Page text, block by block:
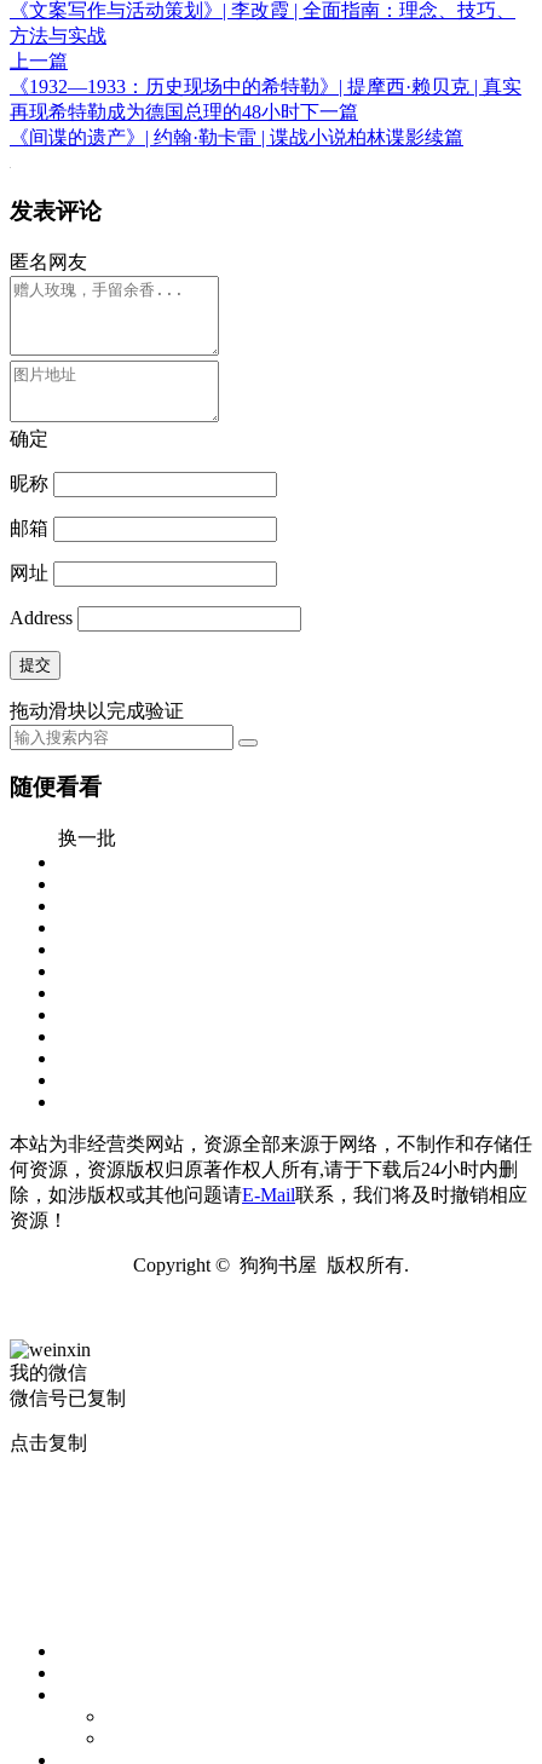
《文案写作与活动策划》| 李改霞 | 全面指南：理念、技巧、
方法与实战
上一篇
《1932—1933：历史现场中的希特勒》| 提摩西·赖贝克 | 真实
再现希特勒成为德国总理的48小时下一篇
《间谍的遗产》| 约翰·勒卡雷 | 谍战小说柏林谍影续篇
发表评论
匿名网友
确定
昵称
邮箱
网址
Address
提交
拖动滑块以完成验证
随便看看
换一批
本站为非经营类网站，资源全部来源于网络，不制作和存储任
何资源，资源版权归原著作权人所有,请于下载后24小时内删
除，如涉版权或其他问题请E-Mail联系，我们将及时撤销相应
资源！
Copyright © 狗狗书屋 版权所有.
我的微信
微信号已复制
点击复制